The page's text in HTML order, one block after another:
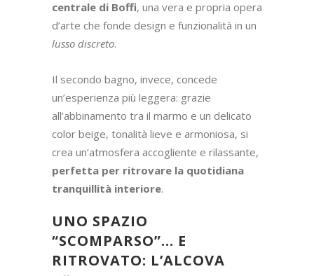
, differenziando i due
colore
Nel bagno della camera padronale le pareti
sono immerse in una tonalità scura, che
conferisce un’eleganza sofisticata, raffinata
e intimamente rilassante. D’altronde, qui la
protagonista è la magnificavasca libera
centrale di Boffi, una vera e propria opera
d’arte che fonde design e funzionalità in un
lusso discreto.
Il secondo bagno, invece, concede
un’esperienza più leggera: grazie